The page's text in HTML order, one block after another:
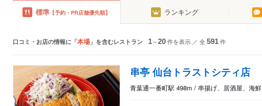
青葉山駅
国際センター駅
大町西公園駅
青葉通一番町駅
仙台駅
東照宮駅
北山駅
国見駅
葛岡駅
陸前落合駅
愛子駅
陸前白沢駅
作並駅
あおば通駅
旭ケ丘駅
台原駅
標準 【予約・PR店舗優先順】 ランキング
口コミ・お店の情報に「本場」を含むレストラン 1～20件を表示 ／ 全 591件
串亭 仙台トラストシティ店
青葉通一番町駅 498m / 串揚げ、居酒屋、海鮮